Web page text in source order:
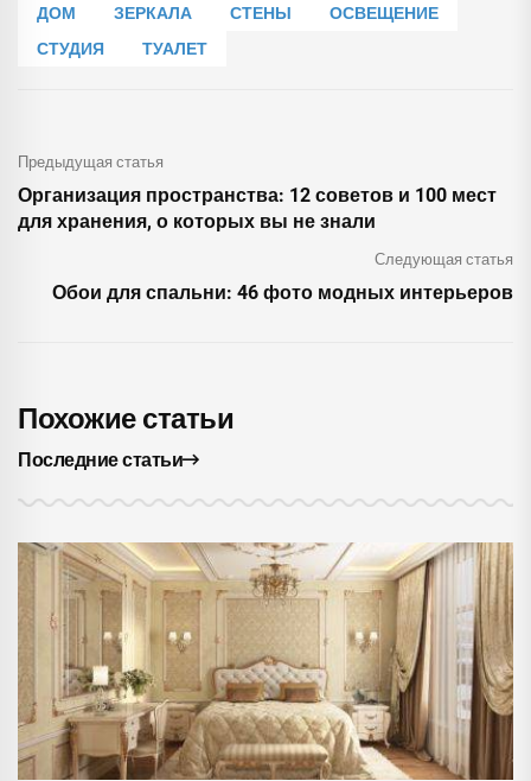
ДОМ ЗЕРКАЛА СТЕНЫ
ОСВЕЩЕНИЕ
СТУДИЯ
ТУАЛЕТ
Предыдущая статья
Организация пространства: 12 советов и 100 мест
для хранения, о которых вы не знали
Следующая статья
Обои для спальни: 46 фото модных интерьеров
Похожие статьи
Последние статьи